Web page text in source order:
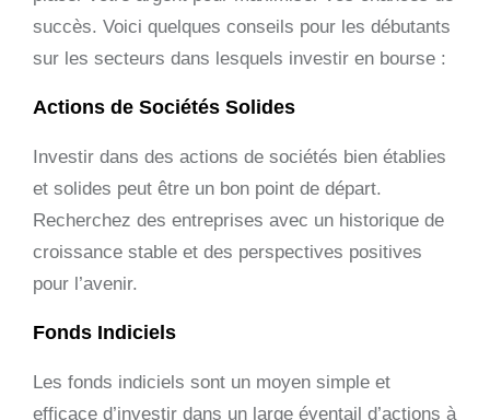
succès. Voici quelques conseils pour les débutants
sur les secteurs dans lesquels investir en bourse :
Actions de Sociétés Solides
Investir dans des actions de sociétés bien établies
et solides peut être un bon point de départ.
Recherchez des entreprises avec un historique de
croissance stable et des perspectives positives
pour l’avenir.
Fonds Indiciels
Les fonds indiciels sont un moyen simple et
efficace d’investir dans un large éventail d’actions à